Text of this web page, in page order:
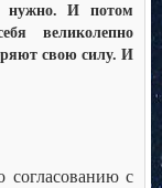
нужно. И потом
великолепно
свою силу. И
согласованию с